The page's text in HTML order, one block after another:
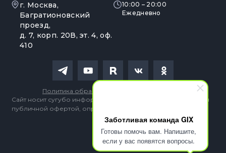
Заботливая команда GIX
Готовы помочь вам. Напишите,
если у вас появятся вопросы.
г. Москва,
Багратионовский
проезд,
д. 7, корп. 20В, эт. 4, оф.
410
10:00 – 20:00
Ежедневно
Сайт носит сугубо информационный характер и не является
публичной офертой, определяемой Статьей 437 (2) ГК РФ
Политика обработки персональных данных